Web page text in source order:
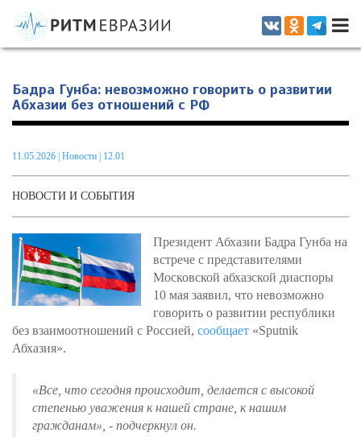
Информационно-аналитическое издание, посвященное актуальным
проблемам интеграции на постсоветском пространстве
Бадра Гунба: невозможно говорить о развитии
Абхазии без отношений с РФ
11.05.2026 Новости | 12.01
НОВОСТИ И СОБЫТИЯ
Президент Абхазии Бадра Гунба на
встрече с представителями
Московской абхазской диаспоры
10 мая заявил, что невозможно
говорить о развитии республики
без взаимоотношений с Россией, сообщает «Sputnik
Абхазия».
«Все, что сегодня происходит, делается с высокой
степенью уважения к нашей стране, к нашим
гражданам» , - подчеркнул он.